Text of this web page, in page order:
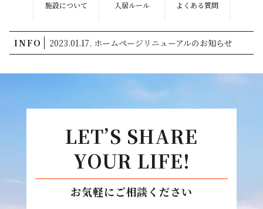
施設について 入居ルール よくある質問
INFO 2023.01.17. ホームページリニューアルのお知らせ
LET’S SHARE
YOUR LIFE!
お気軽にご相談ください